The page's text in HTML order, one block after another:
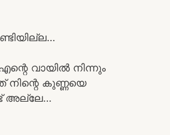
വായിൽ നിന്നും
നിന്റെ കുണ്ണയെ
അല്ലേ…